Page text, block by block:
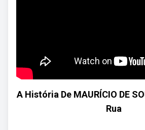
A História De MAURÍCIO DE
Rua